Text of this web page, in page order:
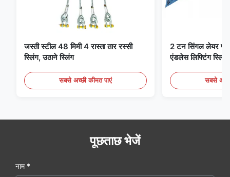
जस्ती स्टील 48 मिमी 4 रास्ता तार रस्सी
स्लिंग, उठाने स्लिंग
सबसे अच्छी कीमत पाएं
2 टन सिंगल लेयर
एंडलेस लिफ्टिंग स्लिंग्स
सबसे
पूछताछ भेजें
नाम *